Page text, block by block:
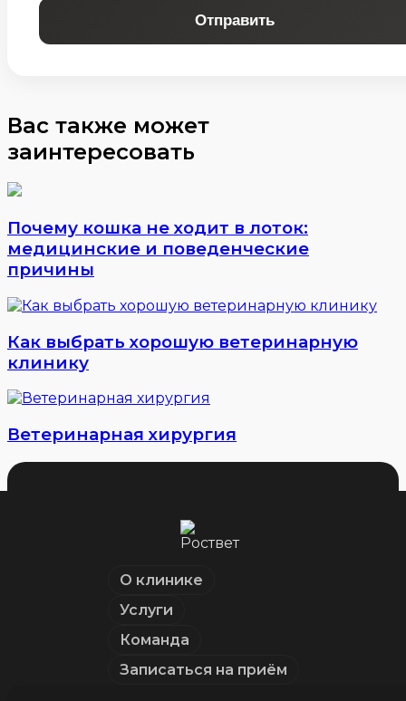
Отправить
Вас также может
заинтересовать
Почему кошка не ходит в лоток:
медицинские и поведенческие
причины
Как выбрать хорошую ветеринарную
клинику
Ветеринарная хирургия
О клинике
Услуги
Команда
Записаться на приём